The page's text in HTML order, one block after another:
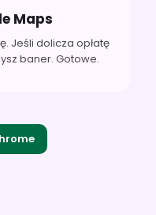
Maps
Jeśli dolicza opłatę
baner. Gotowe.